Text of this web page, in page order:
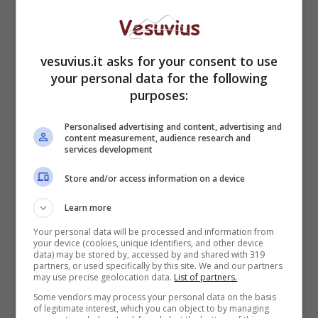
Per ciò che concerne la conservazione delle
fatture elettroniche
relative al 2019, invece, gli
operatori potranno averetre mesi in più a
disposizione . In una nota, il Mef ha reso noti i
dettagli di questo allungamento.
POTREBBE INTERESSARTI ANCHE >>>
tv rinnovato: cosa cambia e quali dispositivi
sostituire
Nel comunicato si legge che si“tiene conto del
fatto che l’adempimento in oggetto costituisce
vesuvius.it asks for your consent to use
your personal data for the following
purposes:
Personalised advertising and content, advertising and
content measurement, audience research and
services development
Store and/or access information on a device
Learn more
Your personal data will be processed and information from
your device (cookies, unique identifiers, and other device
data) may be stored by, accessed by and shared with 319
partners, or used specifically by this site. We and our partners
may use precise geolocation data. List of partners.
Some vendors may process your personal data on the basis
of legitimate interest, which you can object to by managing